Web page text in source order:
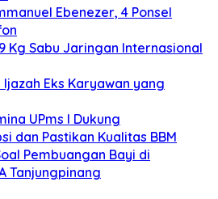
Ebenezer, 4 Ponsel
Kg Sabu Jaringan Internasional
Eks Karyawan yang
UPms I Dukung
dan Pastikan Kualitas BBM
Pembuangan Bayi di
Tanjungpinang